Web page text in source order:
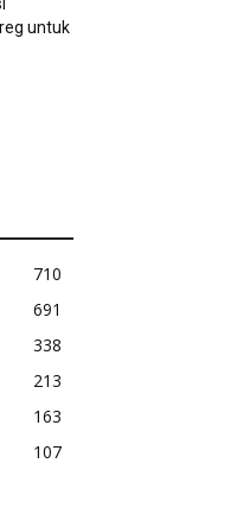
untuk
710
691
338
213
163
107